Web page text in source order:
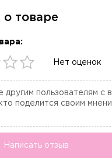
товаре
Нет оценок
другим пользователям с
поделится своим
Написать отзыв